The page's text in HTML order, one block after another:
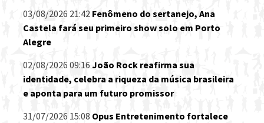
03/08/2026 21:42 Fenômeno do sertanejo, Ana
Castela fará seu primeiro show solo em Porto
Alegre
02/08/2026 09:16 João Rock reafirma sua
identidade, celebra a riqueza da música brasileira
e aponta para um futuro promissor
31/07/2026 15:08 Opus Entretenimento fortalece